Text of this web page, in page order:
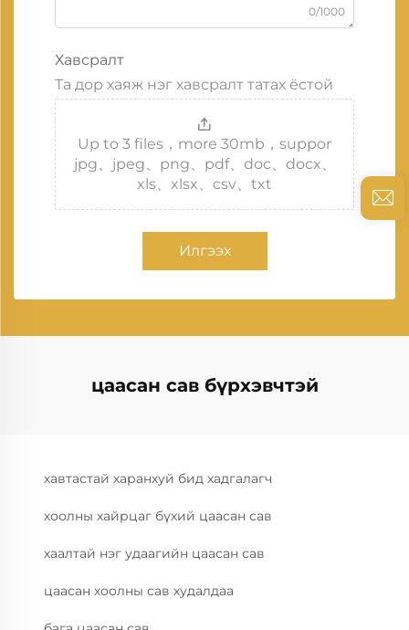
0/1000
Хавсралт
Та дор хаяж нэг хавсралт татах ёстой
Up to 3 files，more 30mb，suppor
jpg、jpeg、png、pdf、doc、docx、
xls、xlsx、csv、txt
Илгээх
цаасан сав бүрхэвчтэй
хавтастай харанхуй бид хадгалагч
хоолны хайрцаг бүхий цаасан сав
хаалтай нэг удаагийн цаасан сав
цаасан хоолны сав худалдаа